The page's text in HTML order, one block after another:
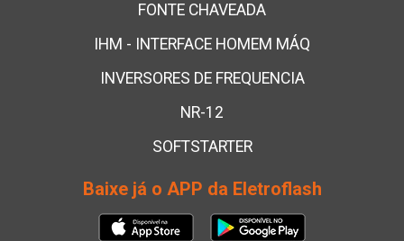
FONTE CHAVEADA
IHM - INTERFACE HOMEM MÁQ
INVERSORES DE FREQUENCIA
NR-12
SOFTSTARTER
Baixe já o APP da Eletroflash